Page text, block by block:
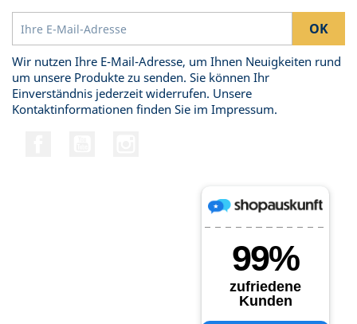
Wir nutzen Ihre E-Mail-Adresse, um Ihnen Neuigkeiten rund
um unsere Produkte zu senden. Sie können Ihr
Einverständnis jederzeit widerrufen. Unsere
Kontaktinformationen finden Sie im Impressum.